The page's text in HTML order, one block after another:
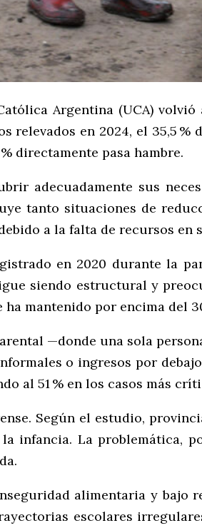
Argentina (UCA)
en 2024, el 35,5 %
directamente pasa hambre.
adecuadamente sus
tanto situaciones de
a la falta de recursos en
en 2020 durante la
siendo estructural y
mantenido por encima del
—donde una sola
o ingresos por
al 51 % en los casos más
Según el estudio,
infancia. La problemática,
alimentaria y bajo
escolares